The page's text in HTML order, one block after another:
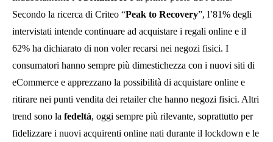
Secondo la ricerca di Criteo “Peak to Recovery”, l’81% degli
intervistati intende continuare ad acquistare i regali online e il
62% ha dichiarato di non voler recarsi nei negozi fisici. I
consumatori hanno sempre più dimestichezza con i nuovi siti di
eCommerce e apprezzano la possibilità di acquistare online e
ritirare nei punti vendita dei retailer che hanno negozi fisici. Altri
trend sono la fedeltà, oggi sempre più rilevante, soprattutto per
fidelizzare i nuovi acquirenti online nati durante il lockdown e le